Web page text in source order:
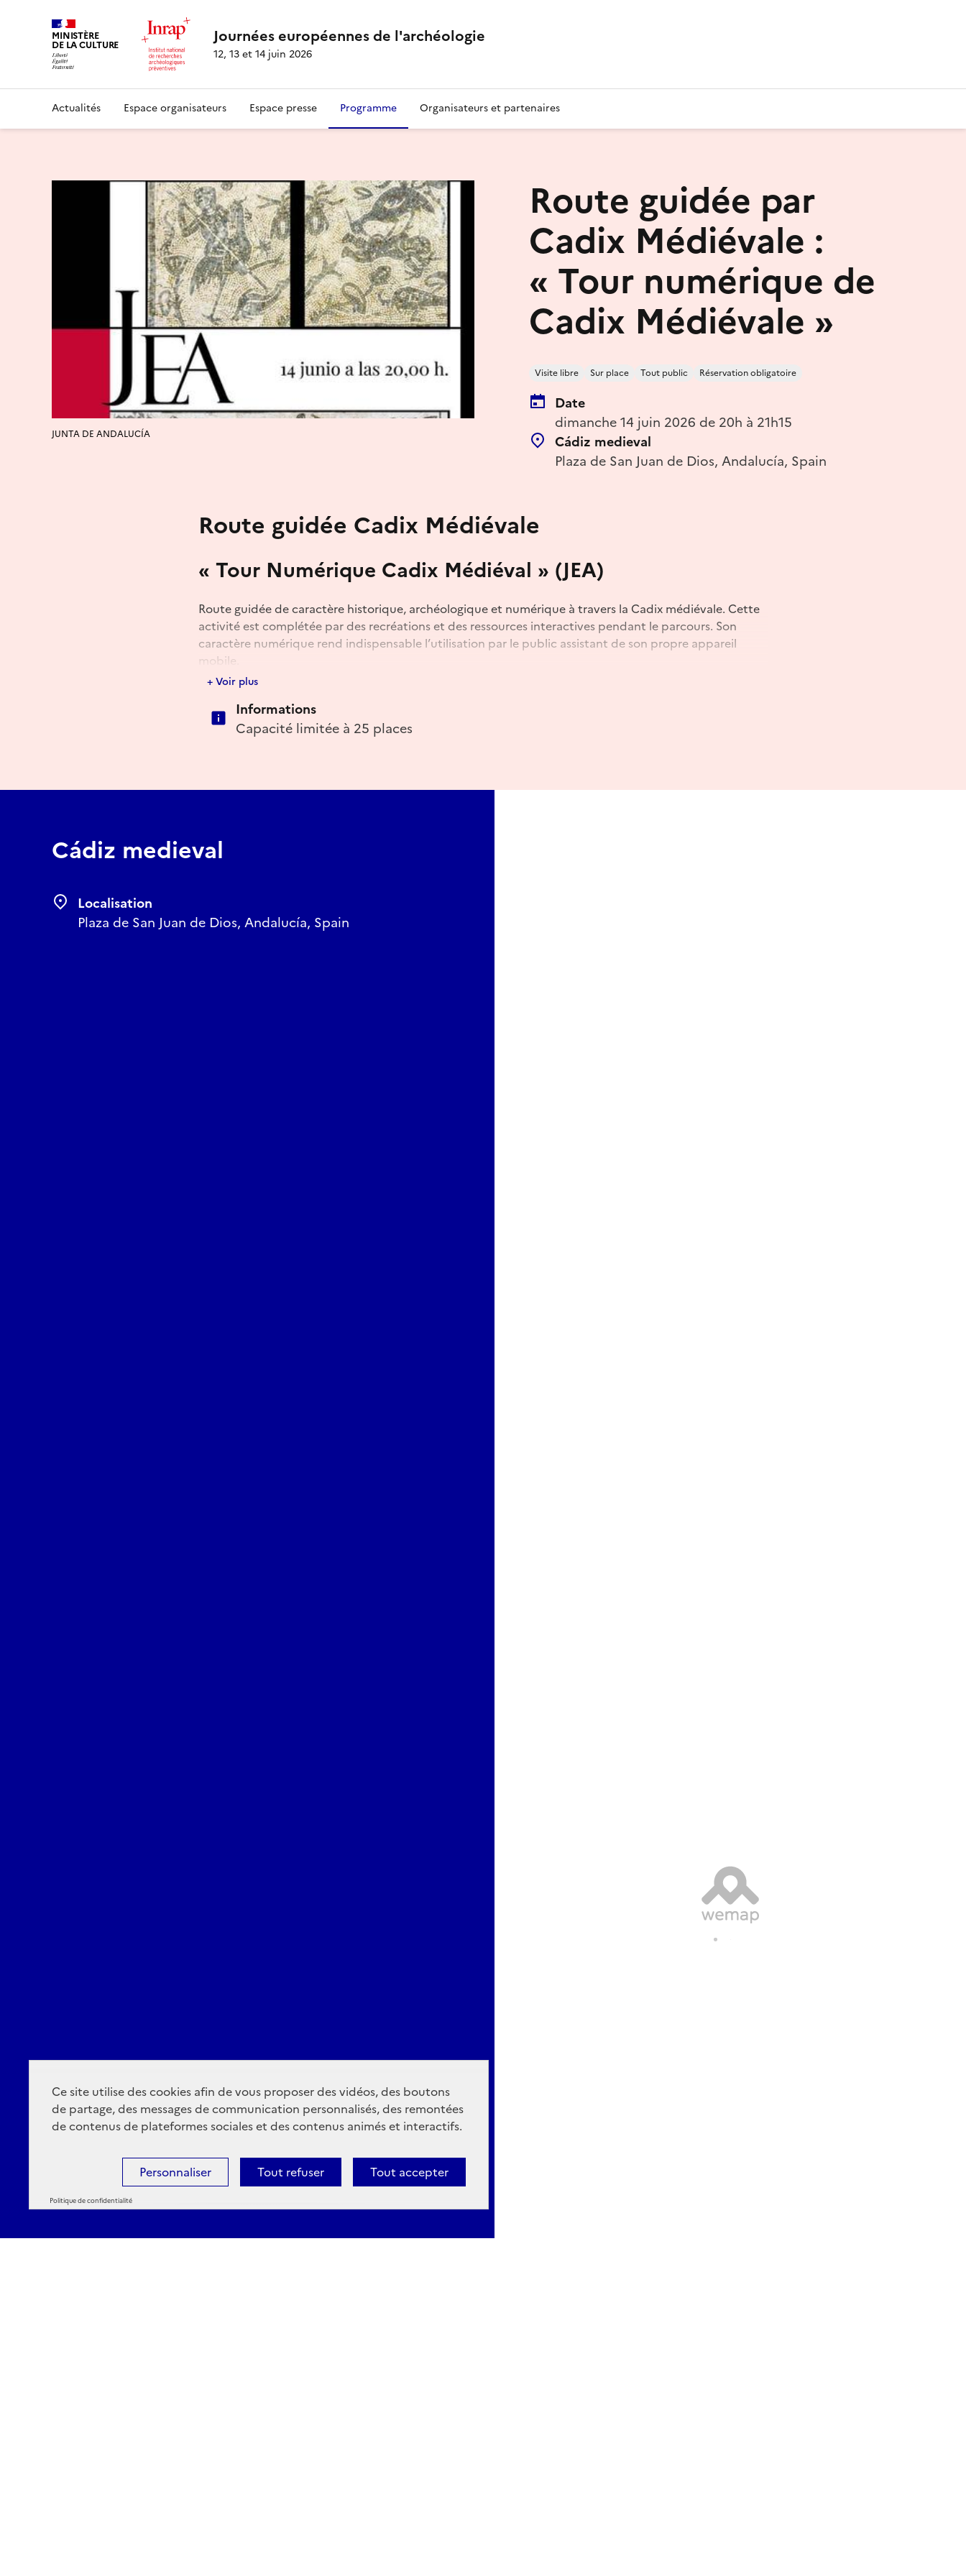
Ce site utilise des cookies afin de vous proposer des vidéos, des boutons
de partage, des messages de communication personnalisés, des remontées
de contenus de plateformes sociales et des contenus animés et interactifs.
Tout accepter
Tout refuser
Personnaliser
Politique de confidentialité
MINISTÈRE
DE LA CULTURE Journées européennes de l'archéologie
12, 13 et 14 juin 2026
Actualités Espace organisateurs Espace presse Programme Organisateurs et partenaires
Route guidée par
Cadix Médiévale :
« Tour numérique de
Cadix Médiévale »
Visite libre Sur place Tout public Réservation obligatoire
Date
dimanche 14 juin 2026 de 20h à 21h15
Cádiz medieval
Plaza de San Juan de Dios, Andalucía, Spain
JUNTA DE ANDALUCÍA
Route guidée Cadix Médiévale
« Tour Numérique Cadix Médiéval » (JEA)
Route guidée de caractère historique, archéologique et numérique à travers la Cadix médiévale. Cette
activité est complétée par des recréations et des ressources interactives pendant le parcours. Son
caractère numérique rend indispensable l’utilisation par le public assistant de son propre appareil
mobile.
info@imaginarqultural.es
+ Voir plus
Informations
Capacité limitée à 25 places
Cádiz medieval
Localisation
Plaza de San Juan de Dios, Andalucía, Spain